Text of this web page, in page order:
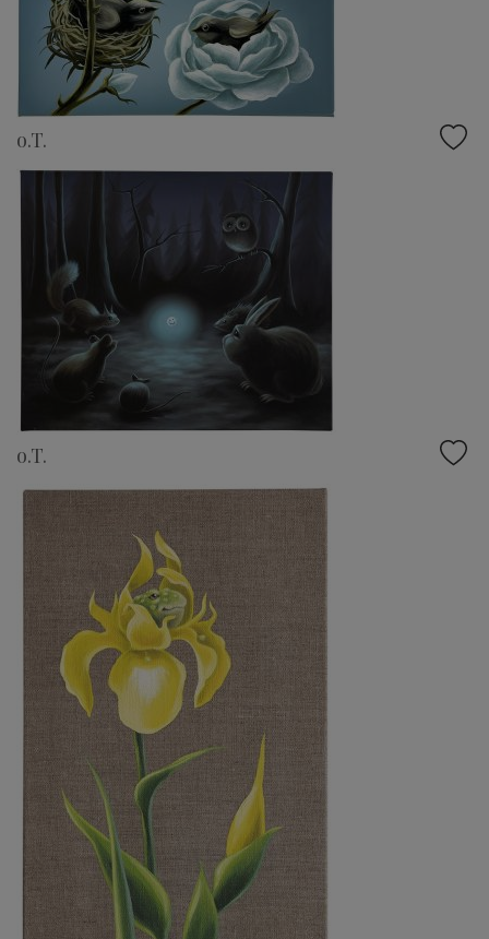
o.T.
o.T.